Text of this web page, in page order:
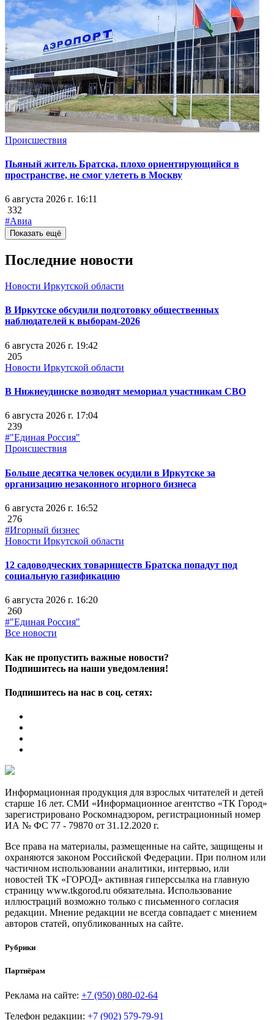
Происшествия
Пьяный житель Братска, плохо ориентирующийся в
пространстве, не смог улететь в Москву
6 августа 2026 г. 16:11
332
#Авиа
Показать ещё
Последние новости
Новости Иркутской области
В Иркутске обсудили подготовку общественных
наблюдателей к выборам-2026
6 августа 2026 г. 19:42
205
Новости Иркутской области
В Нижнеудинске возводят мемориал участникам СВО
6 августа 2026 г. 17:04
239
#"Единая Россия"
Происшествия
Больше десятка человек осудили в Иркутске за
организацию незаконного игорного бизнеса
6 августа 2026 г. 16:52
276
#Игорный бизнес
Новости Иркутской области
12 садоводческих товариществ Братска попадут под
социальную газификацию
6 августа 2026 г. 16:20
260
#"Единая Россия"
Все новости
Как не пропустить важные новости?
Подпишитесь на наши уведомления!
Подпишитесь на нас в соц. сетях:
Информационная продукция для взрослых читателей и детей
старше 16 лет. СМИ «Информационное агентство «ТК Город»
зарегистрировано Роскомнадзором, регистрационный номер
ИА № ФС 77 - 79870 от 31.12.2020 г.
Все права на материалы, размещенные на сайте, защищены и
охраняются законом Российской Федерации. При полном или
частичном использовании аналитики, интервью, или
новостей ТК «ГОРОД» активная гиперссылка на главную
страницу www.tkgorod.ru обязательна. Использование
иллюстраций возможно только с письменного согласия
редакции. Мнение редакции не всегда совпадает с мнением
авторов статей, опубликованных на сайте.
Рубрики
Партнёрам
Реклама на сайте: +7 (950) 080-02-64
Телефон редакции: +7 (902) 579-79-91